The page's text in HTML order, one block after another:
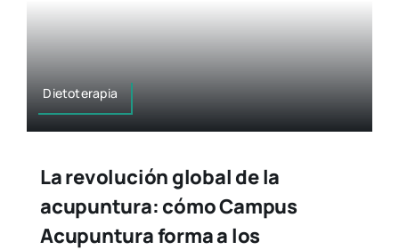
Dietoterapia
La revolución global de la
acupuntura: cómo Campus
Acupuntura forma a los